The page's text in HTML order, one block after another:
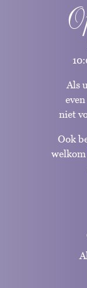
Als
niet
Ook